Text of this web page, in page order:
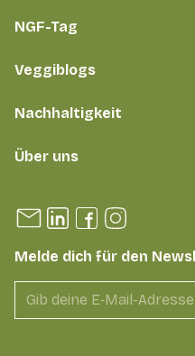
NGF-Tag
Veggiblogs
Nachhaltigkeit
Über uns
Melde dich für den